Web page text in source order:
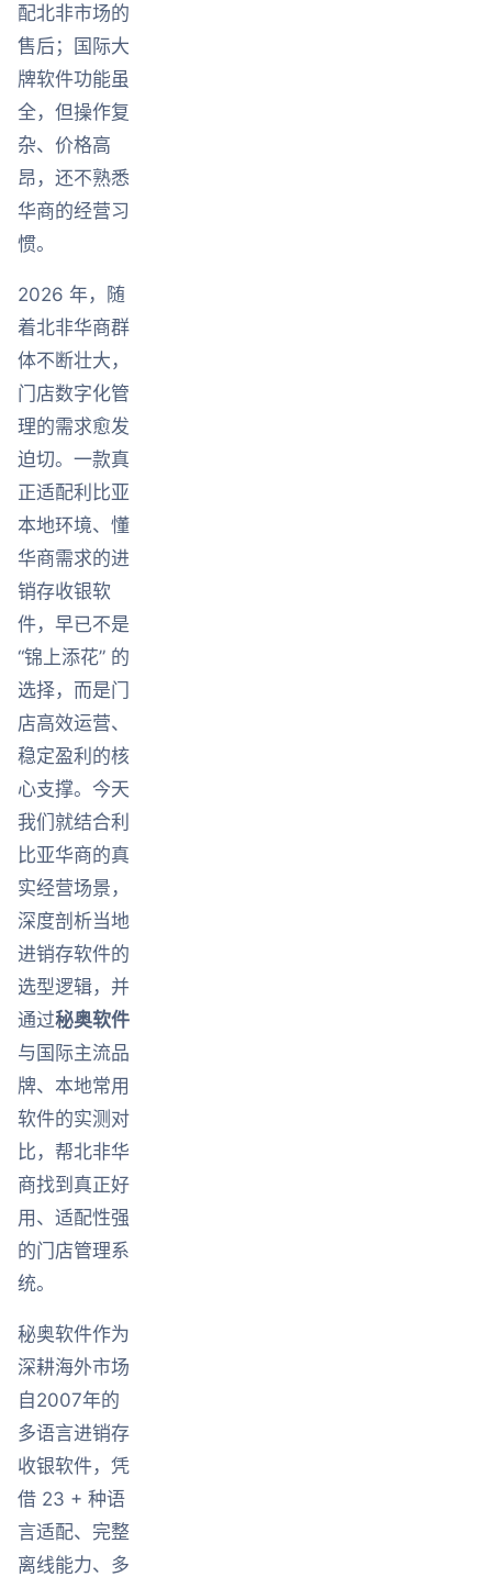
配北非市场的
售后；国际大
牌软件功能虽
全，但操作复
杂、价格高
昂，还不熟悉
华商的经营习
惯。
2026 年，随
着北非华商群
体不断壮大，
门店数字化管
理的需求愈发
迫切。一款真
正适配利比亚
本地环境、懂
华商需求的进
销存收银软
件，早已不是
“锦上添花” 的
选择，而是门
店高效运营、
稳定盈利的核
心支撑。今天
我们就结合利
比亚华商的真
实经营场景，
深度剖析当地
进销存软件的
选型逻辑，并
通过秘奥软件
与国际主流品
牌、本地常用
软件的实测对
比，帮北非华
商找到真正好
用、适配性强
的门店管理系
统。
秘奥软件作为
深耕海外市场
自2007年的
多语言进销存
收银软件，凭
借 23 + 种语
言适配、完整
离线能力、多